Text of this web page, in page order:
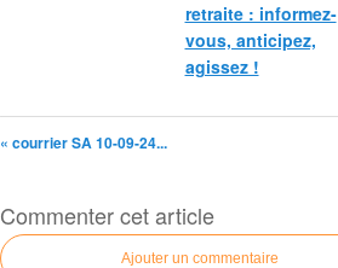
retraite : informez-
vous, anticipez,
agissez !
« courrier SA 10-09-24...
Commenter cet article
Ajouter un commentaire